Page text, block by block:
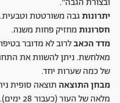
יתרונותגבה משורטטת וטבעית.
חסרונותמחזיק פחות משנה.
מדד הכאבלרוב לא מדובר
מאלחשת. ניתן להשוות את
של כמה שערות יחד.
מבחן התוצאה תוצאה סופית
מלאה של